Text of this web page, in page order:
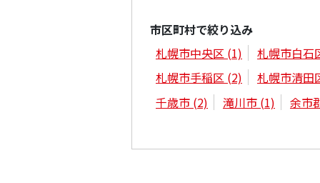
市区町村で絞り込み
札幌市中央区 (1)
札幌市白石
札幌市手稲区 (2)
札幌市清田
千歳市 (2) 滝川市 (1) 余市